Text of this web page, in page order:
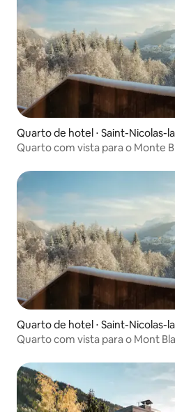
Quarto de hotel ⋅ Saint-Nicolas-
Quarto com vista para o Monte
Quarto de hotel ⋅ Saint-Nicolas-
Quarto com vista para o Mont